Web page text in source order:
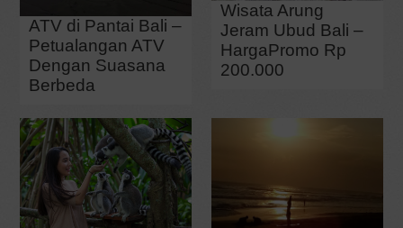
ATV di Pantai Bali –
Petualangan ATV
Dengan Suasana
Berbeda
Wisata Arung
Jeram Ubud Bali –
HargaPromo Rp
200.000